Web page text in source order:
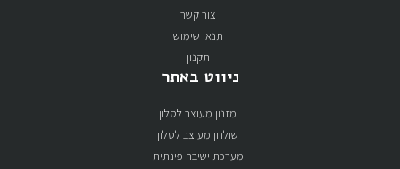
צור קשר
תנאי שימוש
תקנון
ניווט באתר
מזנון מעוצב לסלון
שולחן מעוצב לסלון
מערכת ישיבה פינתית